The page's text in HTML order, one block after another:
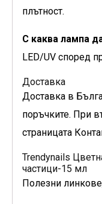
плътност.
С каква лампа
LED/UV според
Доставка
Доставка в
поръчките. При
страницата
Trendynails
частици-15 мл
Полезни